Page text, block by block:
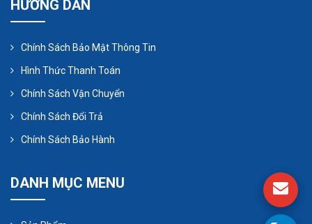
5. Các biện pháp an toàn cần lưu
ý khi sử dụng máy thổi khí Anlet
Biện pháp an toàn khi sử dụng máy thổi khí Anlet
Đeo bảo hộ cá nhân: Luôn đảm bảo đeo bảo
hộ cá nhân đầy đủ khi vận hành máy thổi khí
Anlet.
Tuân thủ hướng dẫn sử dụng: Luôn tuân thủ
sản xuất để đảm bảo an toàn cho máy và
người sử dụng.
Kiểm tra định kỳ: Thực hiện kiểm tra định kỳ
HƯỚNG DẪN
Chính Sách Bảo Mật Thông Tin
Hình Thức Thanh Toán
Chính Sách Vận Chuyển
Chính Sách Đổi Trả
Chính Sách Bảo Hành
DANH MỤC MENU